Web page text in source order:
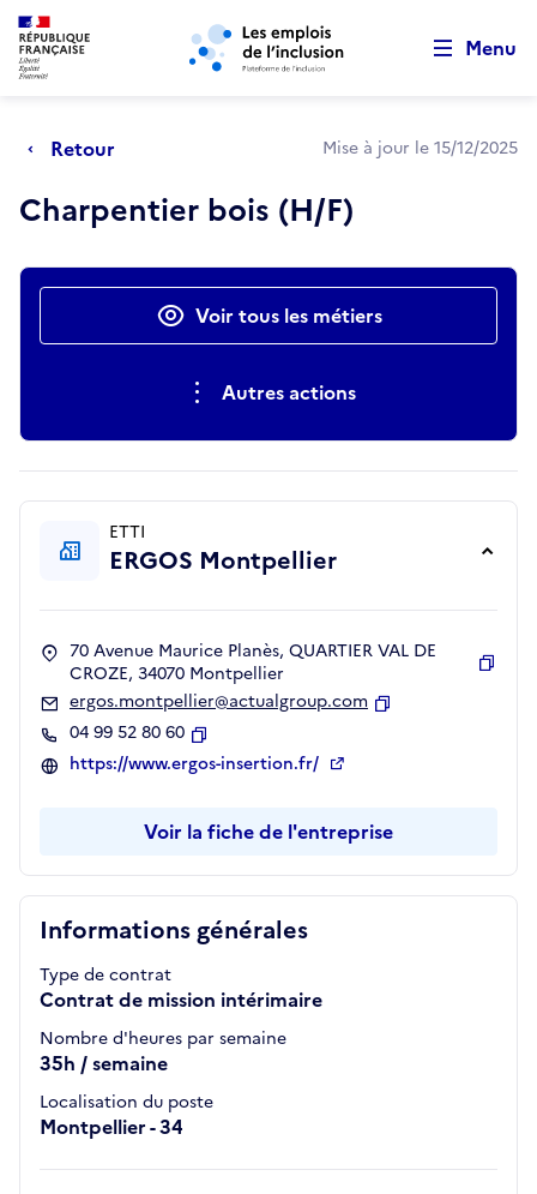
Aller au menu principal Aller au contenu principal
Menu
Retour Mise à jour le 15/12/2025
Charpentier bois (H/F)
Actions rapidesVoir tous les métiers
Autres actions
Informations générales
Type de contrat
Contrat de mission intérimaire
Nombre d'heures par semaine
35h / semaine
Localisation du poste
Montpellier - 34
ETTI
ERGOS Montpellier
70 Avenue Maurice Planès, QUARTIER VAL DE
CROZE, 34070 Montpellier
ergos.montpellier@actualgroup.com
04 99 52 80 60
Copier
https://www.ergos-insertion.fr/
Voir la fiche de l'entreprise
Retour au début de la page
Panneau de gestion des cookies